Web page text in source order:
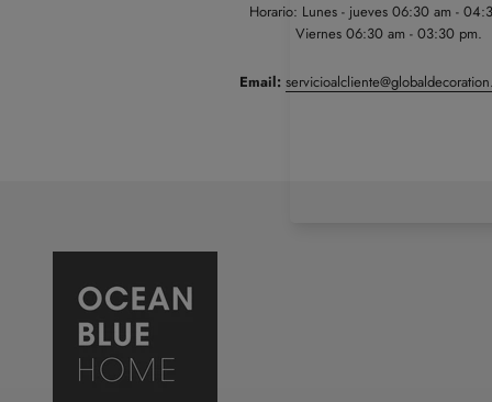
Horario: Lunes - jueves 06:30 am -
Viernes 06:30 am - 03:30 pm.
Email: